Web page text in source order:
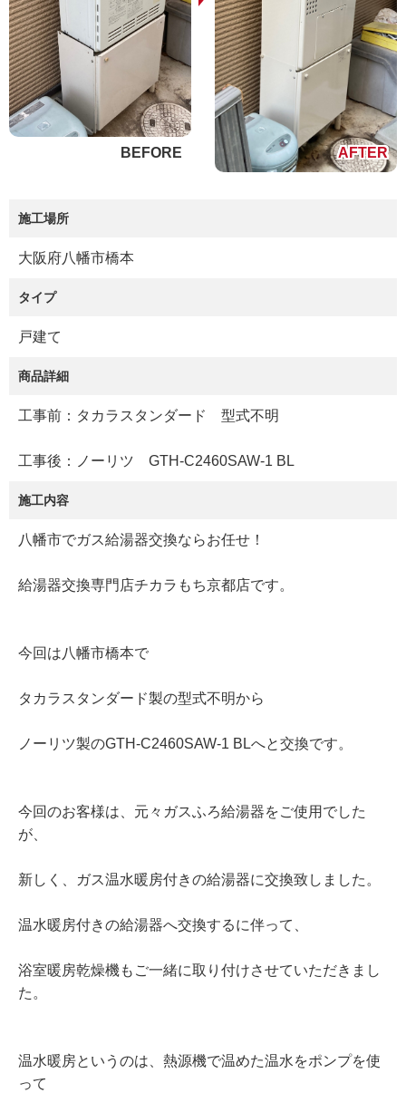
施工場所
大阪府八幡市橋本
タイプ
戸建て
商品詳細
工事前：タカラスタンダード 型式不明
工事後：ノーリツ GTH-C2460SAW-1 BL
施工内容
八幡市でガス給湯器交換ならお任せ！
給湯器交換専門店チカラもち京都店です。
今回は八幡市橋本で
タカラスタンダード製の型式不明から
ノーリツ製のGTH-C2460SAW-1 BLへと交換です。
今回のお客様は、元々ガスふろ給湯器をご使用でした
が、
新しく、ガス温水暖房付きの給湯器に交換致しました。
温水暖房付きの給湯器へ交換するに伴って、
浴室暖房乾燥機もご一緒に取り付けさせていただきまし
た。
温水暖房というのは、熱源機で温めた温水をポンプを使
って